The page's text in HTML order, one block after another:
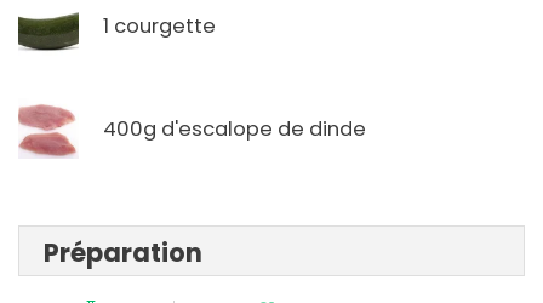
1 courgette
400g d'escalope de dinde
Préparation